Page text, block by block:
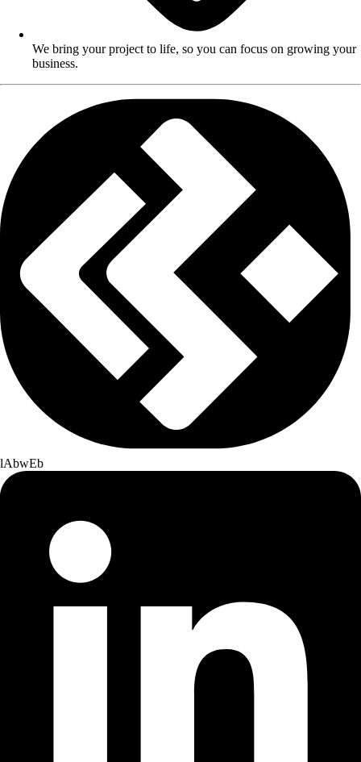
We bring your project to life, so you can focus on growing your
business.
lAbwEb